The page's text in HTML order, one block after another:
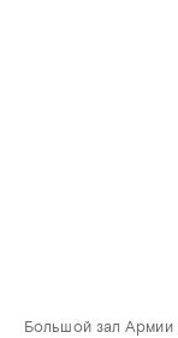
Большой зал